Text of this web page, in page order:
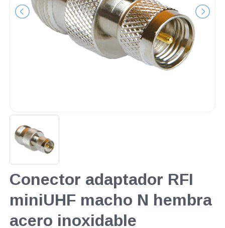
Conector adaptador RFI
miniUHF macho N hembra
acero inoxidable